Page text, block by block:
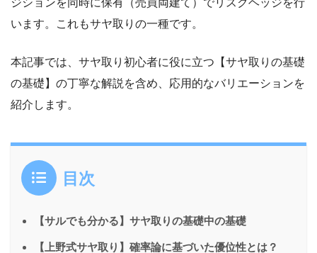
います。これもサヤ取りの一種です。
本記事では、サヤ取り初心者に役に立つ【サヤ取りの基礎
の基礎】の丁寧な解説を含め、応用的なバリエーションを
紹介します。
目次
【サルでも分かる】サヤ取りの基礎中の基礎
【上野式サヤ取り】確率論に基づいた優位性とは？